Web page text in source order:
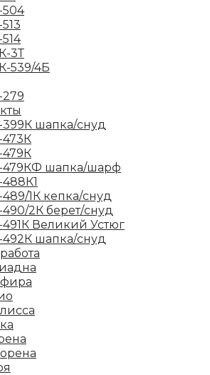
3Т
539/4Б
шапка/снуд
479КФ шапка/шарф
1К кепка/снуд
2К берет/снуд
Великий Устюг
шапка/снуд